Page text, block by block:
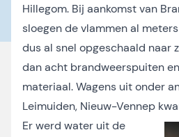
Hillegom. Bij aankomst van
sloegen de vlammen al
dus al snel opgeschaald naar
dan acht brandweerspuiten
materiaal. Wagens uit onder
Leimuiden, Nieuw-Vennep
Er werd water uit de